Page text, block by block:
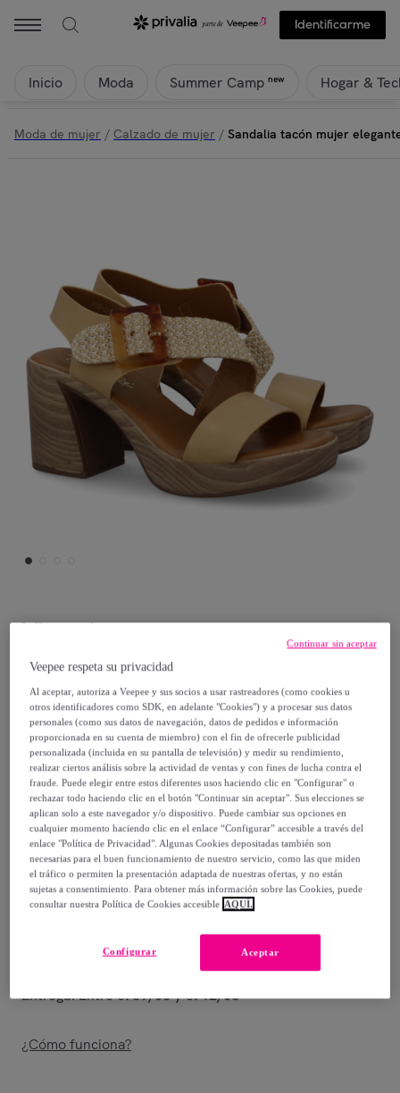
Identificarme
Inicio Moda Summer Camp new Hogar &
Moda de mujer / Calzado de mujer / Sandalia tacón mujer
Virucci
Sandalia tacón mujer elegante comoda
29,99 €
59,98 €
-50%
Vendido porShoes and Blues
Entrega
Entrega: Entre el09/08y el12/08
¿Cómo funciona?
Veepee respeta su privacidad
Al aceptar, autoriza a Veepee y sus socios a usar rastreadores (como cookies u
otros identificadores como SDK, en adelante "Cookies") y a procesar sus datos
personales (como sus datos de navegación, datos de pedidos e información
proporcionada en su cuenta de miembro) con el fin de ofrecerle publicidad
personalizada (incluida en su pantalla de televisión) y medir su rendimiento,
realizar ciertos análisis sobre la actividad de ventas y con fines de lucha contra el
fraude. Puede elegir entre estos diferentes usos haciendo clic en "Configurar" o
rechazar todo haciendo clic en el botón "Continuar sin aceptar". Sus elecciones se
aplican solo a este navegador y/o dispositivo. Puede cambiar sus opciones en
cualquier momento haciendo clic en el enlace “Configurar” accesible a través del
enlace "Política de Privacidad". Algunas Cookies depositadas también son
necesarias para el buen funcionamiento de nuestro servicio, como las que miden
el tráfico o permiten la presentación adaptada de nuestras ofertas, y no están
sujetas a consentimiento. Para obtener más información sobre las Cookies, puede
consultar nuestra Política de Cookies accesible AQUÍ.
Aceptar
Configurar
Continuar sin aceptar